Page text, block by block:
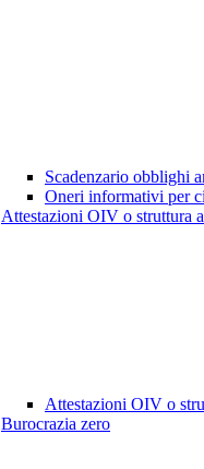
Scadenzario obblighi
Oneri informativi per
Attestazioni OIV o struttura
Attestazioni OIV o
Burocrazia zero